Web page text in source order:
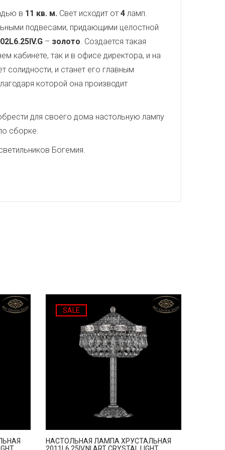
в 11 кв. м. Свет исходит от 4 ламп.
подвесами, придающими целостной
– золото. Создается такая
кабинете, так и в офисе директора, и на
и станет его главным
которой она производит
для своего дома настольную лампу
сборке.
Богемия.
SALE
НАСТОЛЬНАЯ ЛАМПА ХРУСТАЛЬНАЯ